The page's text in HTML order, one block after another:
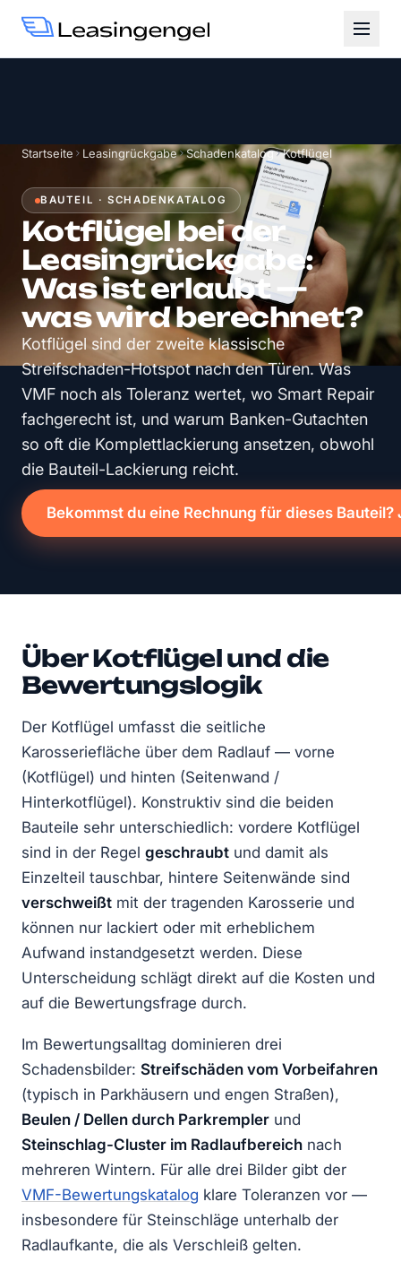
Startseite Leasingrückgabe Schadenkatalog Kotflügel
BAUTEIL · SCHADENKATALOG
Kotflügel bei der
Leasingrückgabe:
Was ist erlaubt —
was wird berechnet?
Kotflügel sind der zweite klassische
Streifschaden-Hotspot nach den Türen. Was
VMF noch als Toleranz wertet, wo Smart Repair
fachgerecht ist, und warum Banken-Gutachten
so oft die Komplettlackierung ansetzen, obwohl
die Bauteil-Lackierung reicht.
Bekommst du eine Rechnung für dieses
Über Kotflügel und die
Bewertungslogik
Der Kotflügel umfasst die seitliche
Karosseriefläche über dem Radlauf — vorne
(Kotflügel) und hinten (Seitenwand /
Hinterkotflügel). Konstruktiv sind die beiden
Bauteile sehr unterschiedlich: vordere Kotflügel
sind in der Regel geschraubt und damit als
Einzelteil tauschbar, hintere Seitenwände sind
verschweißt mit der tragenden Karosserie und
können nur lackiert oder mit erheblichem
Aufwand instandgesetzt werden. Diese
Unterscheidung schlägt direkt auf die Kosten und
auf die Bewertungs­frage durch.
Im Bewertungsalltag dominieren drei
Schadensbilder: Streifschäden vom Vorbeifahren
(typisch in Parkhäusern und engen Straßen),
Beulen / Dellen durch Parkrempler und
Steinschlag-Cluster im Radlauf­bereich nach
mehreren Wintern. Für alle drei Bilder gibt der
VMF-Bewertungskatalog klare Toleranzen vor —
insbesondere für Steinschläge unterhalb der
Radlaufkante, die als Verschleiß gelten.